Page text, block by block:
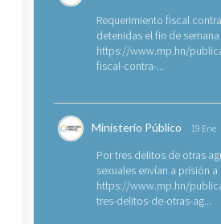
Requerimiento fiscal contra
detenidas el fin de
https://www.mp.hn/
fiscal-contra-...
Ministerio Público 19 Ene
Por tres delitos de otras
sexuales envían a prisión
https://www.mp.hn/
tres-delitos-de-otras-ag...